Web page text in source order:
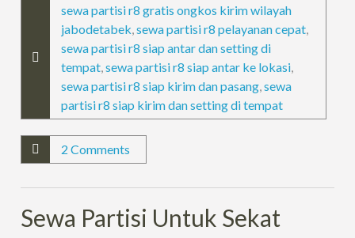
sewa partisi r8 gratis ongkos kirim wilayah
jabodetabek,sewa partisi r8 pelayanan cepat,
sewa partisi r8 siap antar dan setting di
tempat,sewa partisi r8 siap antar ke lokasi,
sewa partisi r8 siap kirim dan pasang,sewa
partisi r8 siap kirim dan setting di tempat
2 Comments
Sewa Partisi Untuk Sekat